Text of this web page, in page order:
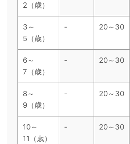
2（歳）
3～
5（歳）
- 20～30
6～
7（歳）
- 20～30
8～
9（歳）
- 20～30
10～
11（歳）
- 20～30